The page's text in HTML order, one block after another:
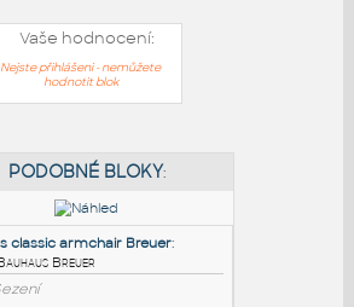
Vaše hodnocení:
Nejste přihlášeni - nemůžete
hodnotit blok